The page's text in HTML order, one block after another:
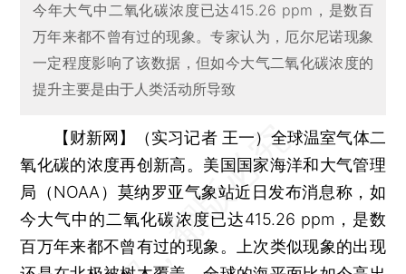
今年大气中二氧化碳浓度已达415.26 ppm，是数百
万年来都不曾有过的现象。专家认为，厄尔尼诺现象
一定程度影响了该数据，但如今大气二氧化碳浓度的
提升主要是由于人类活动所导致
【财新网】（实习记者 王一）全球温室气体二
氧化碳的浓度再创新高。美国国家海洋和大气管理
局（NOAA）莫纳罗亚气象站近日发布消息称，如
今大气中的二氧化碳浓度已达415.26 ppm，是数
百万年来都不曾有过的现象。上次类似现象的出现